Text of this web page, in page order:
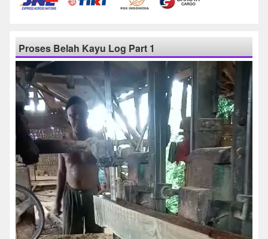
Proses Belah Kayu Log Part 1
Pemutar
Video